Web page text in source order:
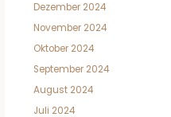
Dezember 2024
November 2024
Oktober 2024
September 2024
August 2024
Juli 2024